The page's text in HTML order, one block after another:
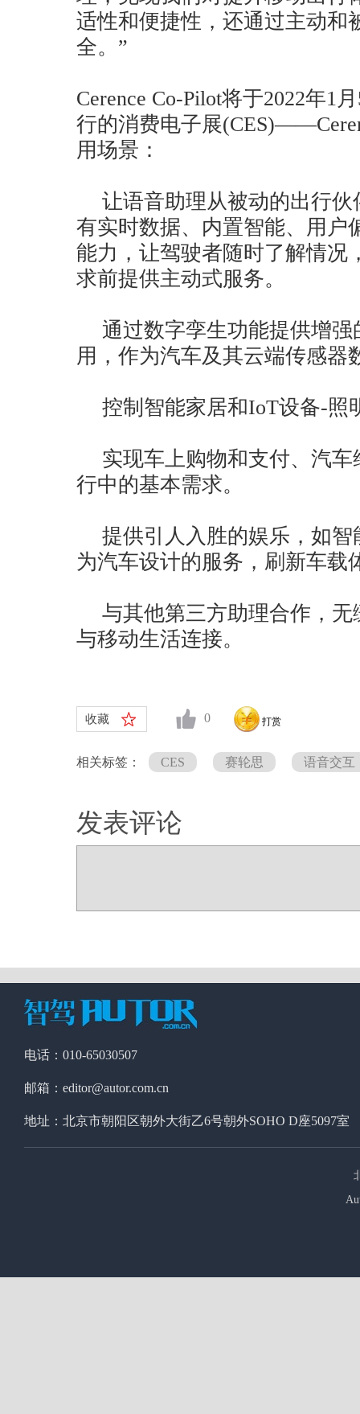
适性和便捷性，还通过主动和
全。”
Cerence Co-Pilot将于2022年1
行的消费电子展
用场景：
让语音助理从被动的出行
有实时数据、内置智能、用户
能力，让驾驶者随时了解情况
求前提供主动式服务。
通过数字孪生功能提供增
用，作为汽车及其云端传感器
控制智能家居和IoT设备-照
实现车上购物和支付、汽
行中的基本需求。
提供引人入胜的娱乐，如
为汽车设计的服务，刷新车载
与其他第三方助理合作，
与移动生活连接。
收藏 0 打赏
相关标签： CES 赛轮思 语音交互
发表评论
电话：010-65030507
邮箱：editor@autor.com.cn
地址：北京市朝阳区朝外大街乙6号朝外SOHO D座5097室